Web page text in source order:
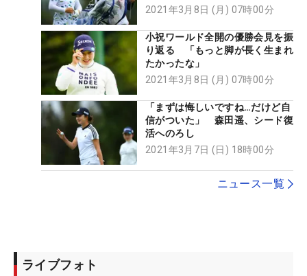
2021年3月8日 (月) 07時00分
小祝ワールド全開の優勝会見を振
り返る 「もっと脚が長く生まれ
たかったな」
2021年3月8日 (月) 07時00分
「まずは悔しいですね…だけど自
信がついた」 森田遥、シード復
活へのろし
2021年3月7日 (日) 18時00分
ニュース一覧
ライブフォト